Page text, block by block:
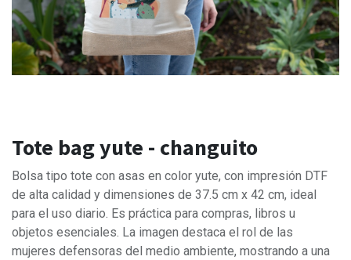
Tote bag yute - changuito
Bolsa tipo tote con asas en color yute, con impresión DTF
de alta calidad y dimensiones de 37.5 cm x 42 cm, ideal
para el uso diario. Es práctica para compras, libros u
objetos esenciales. La imagen destaca el rol de las
mujeres defensoras del medio ambiente, mostrando a una